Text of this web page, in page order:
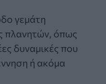
γεμάτη
πλανητών, όπως
δυναμικές που
ή ακόμα